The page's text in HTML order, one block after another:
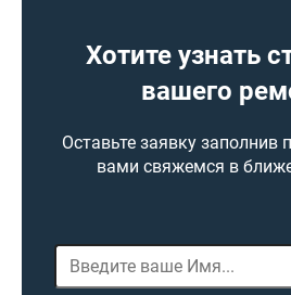
Хотите узнать
вашего
Оставьте заявку
вами свяжемся в